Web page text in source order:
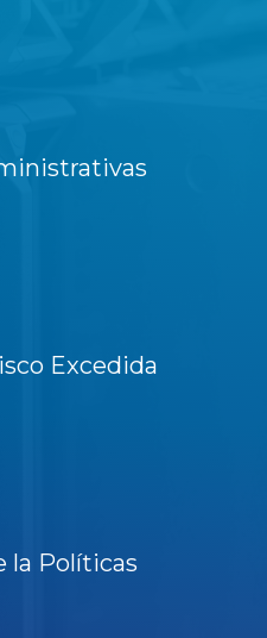
Excedida
la Políticas